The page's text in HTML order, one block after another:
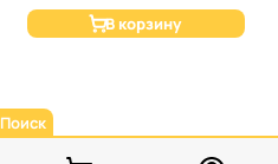
В корзину
Поиск